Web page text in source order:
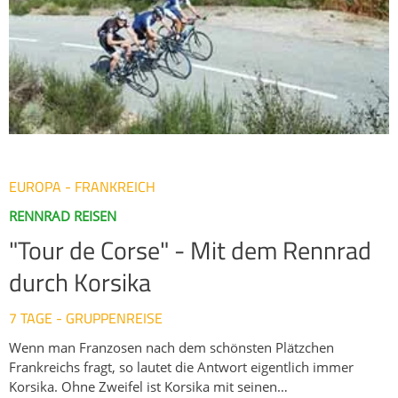
der Serra de l’Albera, den dichten Wäldern der Ariege über die
zerklüfteten Gipfel der Hoch-Pyrenäen bis hin zur grünen
Bergwelt des Baskenlands. Und am Ende der Tour schimmert
der Atlantik.
EUROPA - FRANKREICH
RENNRAD REISEN
"Tour de Corse" - Mit dem Rennrad
durch Korsika
7 TAGE - GRUPPENREISE
Wenn man Franzosen nach dem schönsten Plätzchen
Frankreichs fragt, so lautet die Antwort eigentlich immer
Korsika. Ohne Zweifel ist Korsika mit seinen